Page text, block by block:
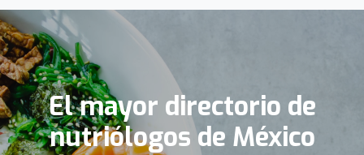
El mayor directorio de
nutriólogos de México